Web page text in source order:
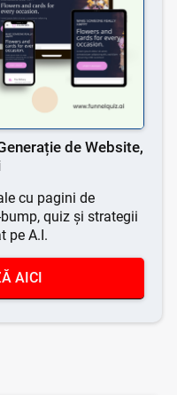
de Website,
cu pagini de
quiz și strategii
pe A.I.
AICI